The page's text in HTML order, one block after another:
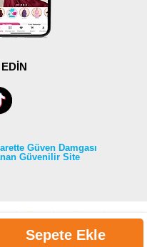
Sepete Ekle
Güven Damgası
Güvenilir Site